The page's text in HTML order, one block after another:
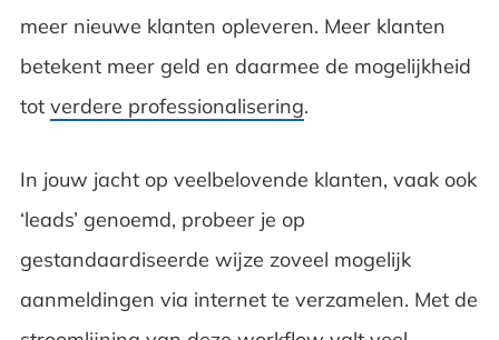
meer nieuwe klanten opleveren. Meer klanten
betekent meer geld en daarmee de mogelijkheid
tot verdere professionalisering.
In jouw jacht op veelbelovende klanten, vaak ook
‘leads’ genoemd, probeer je op
gestandaardiseerde wijze zoveel mogelijk
aanmeldingen via internet te verzamelen. Met de